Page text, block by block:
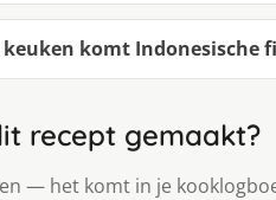
komt Indonesische
recept gemaakt?
— het komt in je